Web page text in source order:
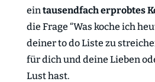
eintausendfach erprobtes
die Frage “Was koche ich
deiner to do Liste zu
für dich und deine Lieben
Lust hast.